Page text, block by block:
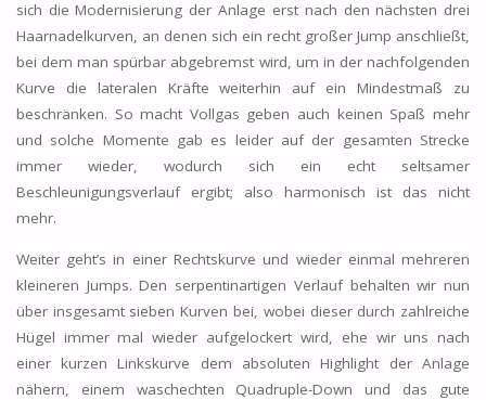
sich die Modernisierung der Anlage erst nach den nächsten drei
Haarnadelkurven, an denen sich ein recht großer Jump anschließt,
bei dem man spürbar abgebremst wird, um in der nachfolgenden
Kurve die lateralen Kräfte weiterhin auf ein Mindestmaß zu
beschränken. So macht Vollgas geben auch keinen Spaß mehr
und solche Momente gab es leider auf der gesamten Strecke
immer wieder, wodurch sich ein echt seltsamer
Beschleunigungsverlauf ergibt; also harmonisch ist das nicht
mehr.
Weiter geht’s in einer Rechtskurve und wieder einmal mehreren
kleineren Jumps. Den serpentinartigen Verlauf behalten wir nun
über insgesamt sieben Kurven bei, wobei dieser durch zahlreiche
Hügel immer mal wieder aufgelockert wird, ehe wir uns nach
einer kurzen Linkskurve dem absoluten Highlight der Anlage
nähern, einem waschechten Quadruple-Down und das gute